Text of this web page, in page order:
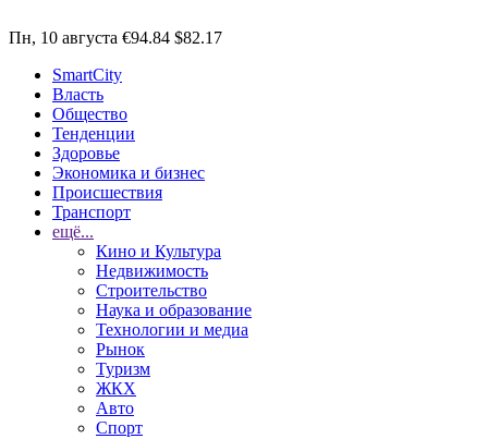
Пн, 10 августа €94.84 $82.17
SmartCity
Власть
Общество
Тенденции
Здоровье
Экономика и бизнес
Происшествия
Транспорт
ещё...
Кино и Культура
Недвижимость
Строительство
Наука и образование
Технологии и медиа
Рынок
Туризм
ЖКХ
Авто
Спорт